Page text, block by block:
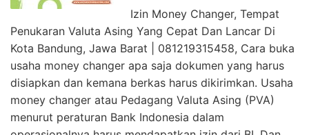
Izin Money Changer, Tempat
Penukaran Valuta Asing Yang Cepat Dan Lancar Di
Kota Bandung, Jawa Barat | 081219315458, Cara buka
usaha money changer apa saja dokumen yang harus
disiapkan dan kemana berkas harus dikirimkan. Usaha
money changer atau Pedagang Valuta Asing (PVA)
menurut peraturan Bank Indonesia dalam